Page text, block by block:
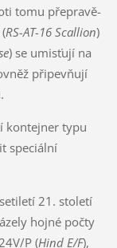
tomu přepravě-
RS-AT-16 Scallion)
) se umisťují na
připevňují
kontejner typu
speciální
21. století
hojné počty
P (Hind E/F),